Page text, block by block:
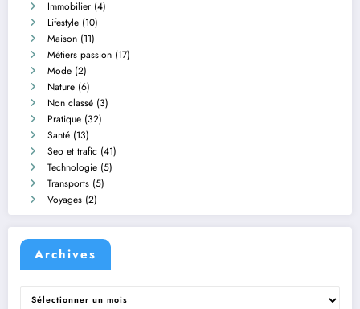
Immobilier (4)
Lifestyle (10)
Maison (11)
Métiers passion (17)
Mode (2)
Nature (6)
Non classé (3)
Pratique (32)
Santé (13)
Seo et trafic (41)
Technologie (5)
Transports (5)
Voyages (2)
Archives
Archives